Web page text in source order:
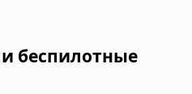
беспилотные